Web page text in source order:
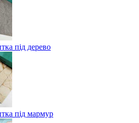
під дерево
під мармур